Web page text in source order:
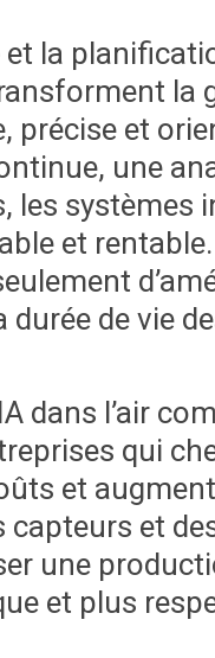
la
précise et
une
les systèmes
et
de vie
dans l’air
qui
et
capteurs et
une
et plus